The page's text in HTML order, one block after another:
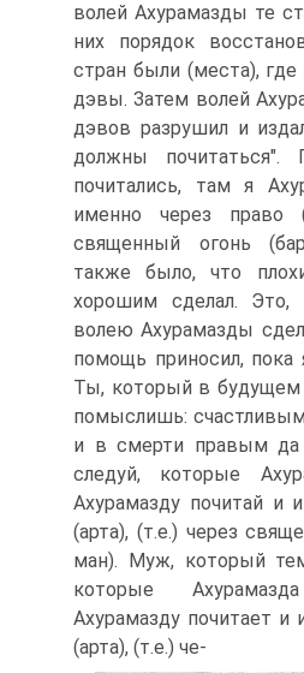
волей Ахурамазды те
них порядок
стран были (места),
дэвы. Затем волей
дэвов разру­шил и
должны
почитались, там я
именно через право
священный огонь
также было, что
хорошим сделал. Это,
волею Ахурамазды
помощь приносил,
Ты, который в будущем
помыс­лишь:
и в смерти правым да
следуй, которые
Ахурамазду почитай и
(арта), (т.е.) через
ман). Муж, который
которые
Ахурамазду почитает и
(арта), (т.е.) че-